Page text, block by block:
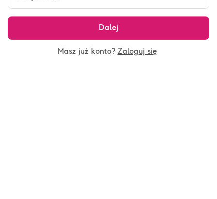
Dalej
Masz już konto? Zaloguj się